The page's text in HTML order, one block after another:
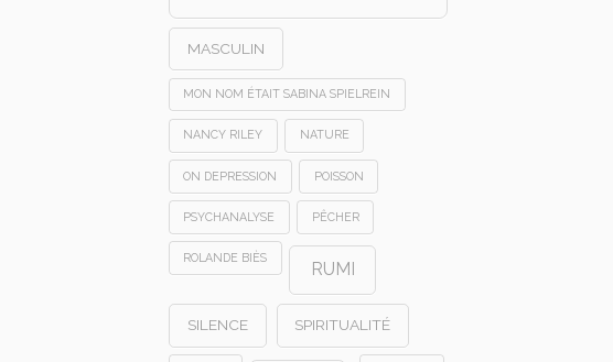
MASCULIN
MON NOM ÉTAIT SABINA SPIELREIN
NANCY RILEY NATURE
ON DEPRESSION POISSON
PSYCHANALYSE PÊCHER
ROLANDE BIÈS
RUMI
SILENCE SPIRITUALITÉ